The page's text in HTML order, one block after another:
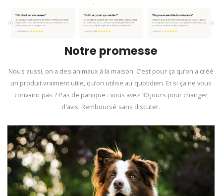
Notre promesse
Nous aussi, on a des animaux à la maison. C’est pour ça qu’on a créé
un produit vraiment utile, qu’on utilise au quotidien. Et si ça ne vous
convainc pas ? Pas de panique : vous avez 30 jours pour changer
d’avis. Remboursé sans discuter.